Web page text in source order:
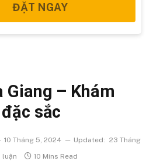
ĐẶT NGAY
Giang – Khám
sắc
10 Tháng 5, 2024 Updated: 23 Tháng
luận 10 Mins Read